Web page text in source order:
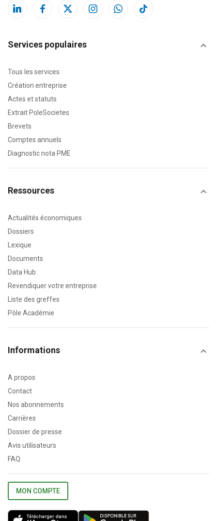
Services populaires
Tous les services
Création entreprise
Actes et statuts
Extrait PoleSocietes
Brevets
Comptes annuels
Diagnostic nota PME
Ressources
Actualités économiques
Dossiers
Lexique
Documents
Data Hub
Revendiquer votre entreprise
Liste des greffes
Pôle Académie
Informations
A propos
Contact
Nos abonnements
Carrières
Dossier de presse
Avis utilisateurs
FAQ
MON COMPTE